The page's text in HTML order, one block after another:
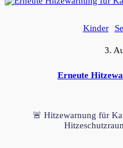
Kinder
3.
Erneute
🚨 Hitzewarnung für